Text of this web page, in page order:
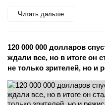
Читать дальше
120 000 000 долларов
ждали все, но в итоге он
не только зрителей, но и